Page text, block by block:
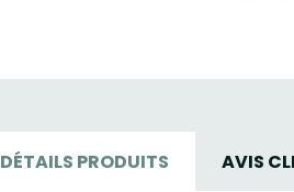
DÉTAILS PRODUITS AVIS